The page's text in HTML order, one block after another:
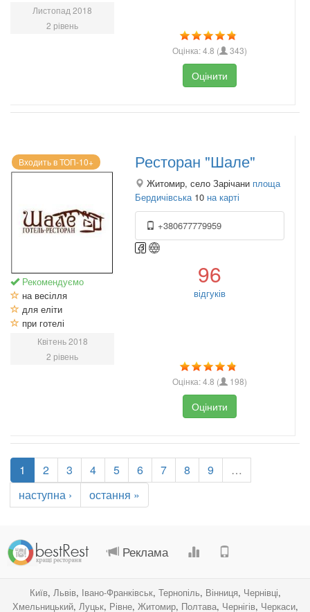
Листопад 2018
2 рівень
Оцінка:4.8 ( 343)
Оцінити
Входить в ТОП-10+
Рекомендуємо
на весілля
для еліти
при готелі
Квітень 2018
2 рівень
Ресторан "Шале"
Житомир, село Зарічани площа
Бердичівська 10 на карті
+380677779959
96
відгуків
Оцінка:4.8 ( 198)
Оцінити
1 2 3 4 5 6 7 8 9
…
наступна ›
остання »
Реклама
Київ, Львів, Івано-Франківськ, Тернопіль, Вінниця, Чернівці,
Хмельницький, Луцьк, Рівне, Житомир, Полтава, Чернігів, Черкаси,